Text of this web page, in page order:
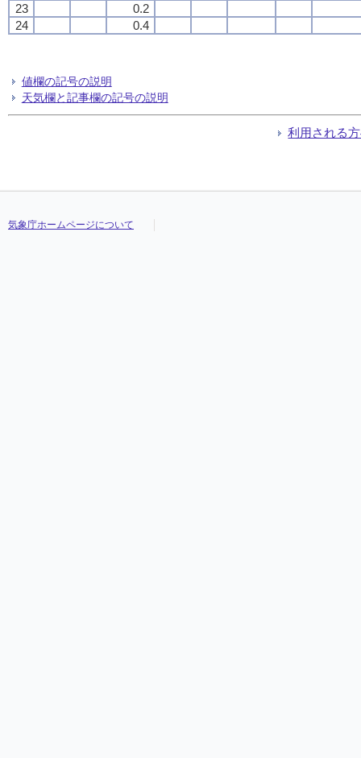
23
0.2
24
0.4
値欄の記号の説明
天気欄と記事欄の記号の説明
利用される
気象庁ホームページについて